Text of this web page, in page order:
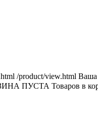
/product/view.html Ваша
ПУСТА Товаров в